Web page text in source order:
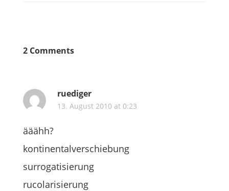
2 Comments
ruediger
13. August 2010 at 0:23
ääähh?
kontinentalverschiebung
surrogatisierung
rucolarisierung